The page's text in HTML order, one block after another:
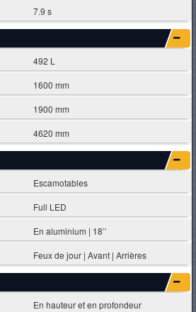
7.9 s
492 L
1600 mm
1900 mm
4620 mm
Escamotables
Full LED
En aluminium | 18’’
Feux de jour | Avant | Arrières
En hauteur et en profondeur